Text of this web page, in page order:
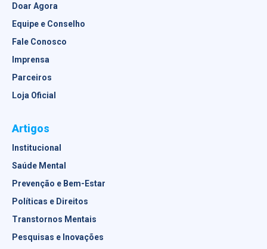
Doar Agora
Equipe e Conselho
Fale Conosco
Imprensa
Parceiros
Loja Oficial
Artigos
Institucional
Saúde Mental
Prevenção e Bem-Estar
Políticas e Direitos
Transtornos Mentais
Pesquisas e Inovações